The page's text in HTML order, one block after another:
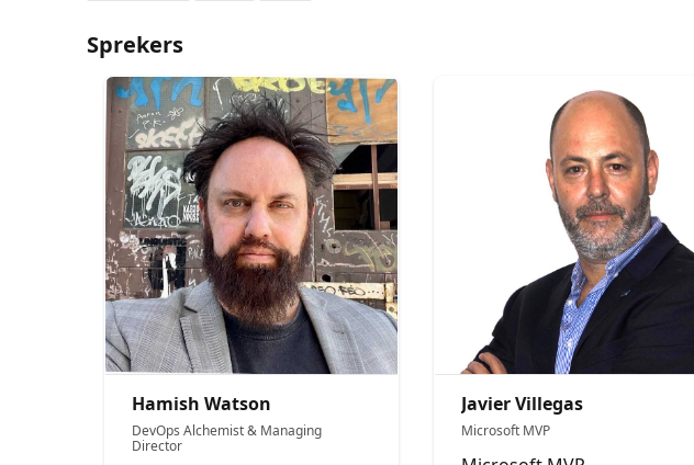
Sprekers
Hamish Watson
DevOps Alchemist & Managing
Director
Javier Villegas
Microsoft MVP